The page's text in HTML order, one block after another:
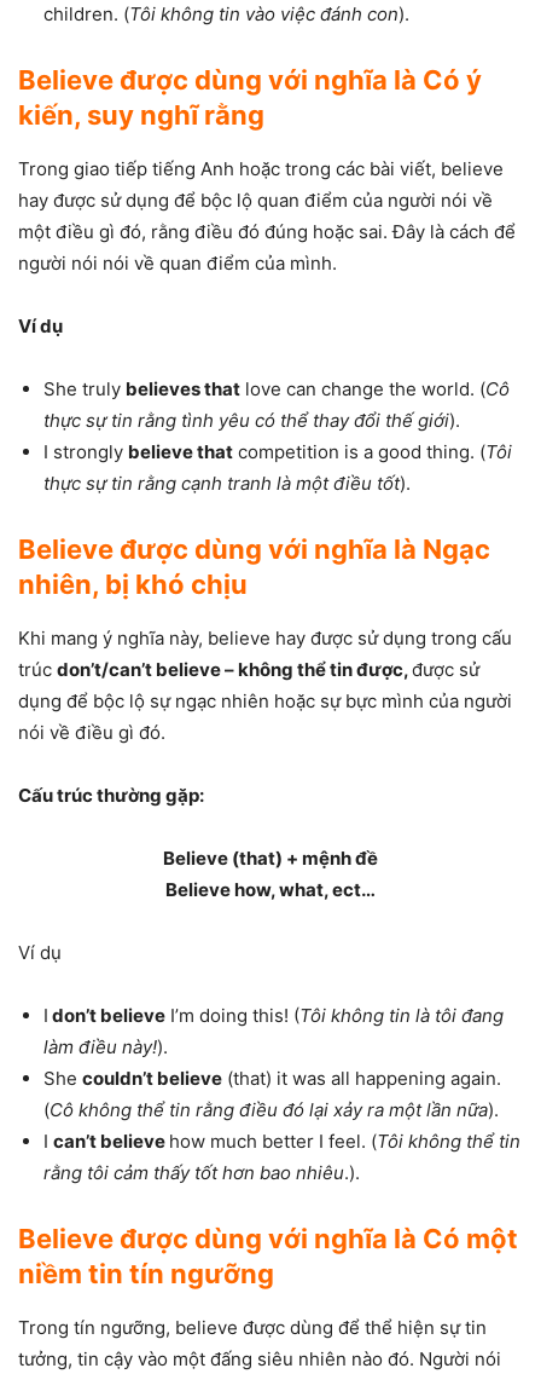
children. (Tôi không tin vào việc đánh con).
Believe được dùng với nghĩa là Có ý
kiến, suy nghĩ rằng
Trong giao tiếp tiếng Anh hoặc trong các bài viết, believe
hay được sử dụng để bộc lộ quan điểm của người nói về
một điều gì đó, rằng điều đó đúng hoặc sai. Đây là cách để
người nói nói về quan điểm của mình.
Ví dụ
She truly believes that love can change the world. (Cô
thực sự tin rằng tình yêu có thể thay đổi thế giới).
I strongly believe that competition is a good thing. (Tôi
thực sự tin rằng cạnh tranh là một điều tốt).
Believe được dùng với nghĩa là Ngạc
nhiên, bị khó chịu
Khi mang ý nghĩa này, believe hay được sử dụng trong cấu
trúc don’t/can’t believe – không thể tin được,được sử
dụng để bộc lộ sự ngạc nhiên hoặc sự bực mình của người
nói về điều gì đó.
Cấu trúc thường gặp:
Believe (that) + mệnh đề
Believe how, what, ect…
Ví dụ
I don’t believe I’m doing this! (Tôi không tin là tôi đang
làm điều này!).
She couldn’t believe (that) it was all happening again.
(Cô không thể tin rằng điều đó lại xảy ra một lần nữa).
I can’t believe how much better I feel. (Tôi không thể tin
rằng tôi cảm thấy tốt hơn bao nhiêu.).
Believe được dùng với nghĩa là Có một
niềm tin tín ngưỡng
Trong tín ngưỡng, believe được dùng để thể hiện sự tin
tưởng, tin cậy vào một đấng siêu nhiên nào đó. Người nói